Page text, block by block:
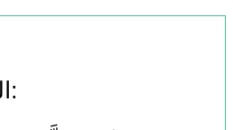
الحمد لله رب العالمين، وأفضل الصلاة وأتم التسليم على سيدنا محمد، وعلى آله وصحبه أجمعين، أما بعد: